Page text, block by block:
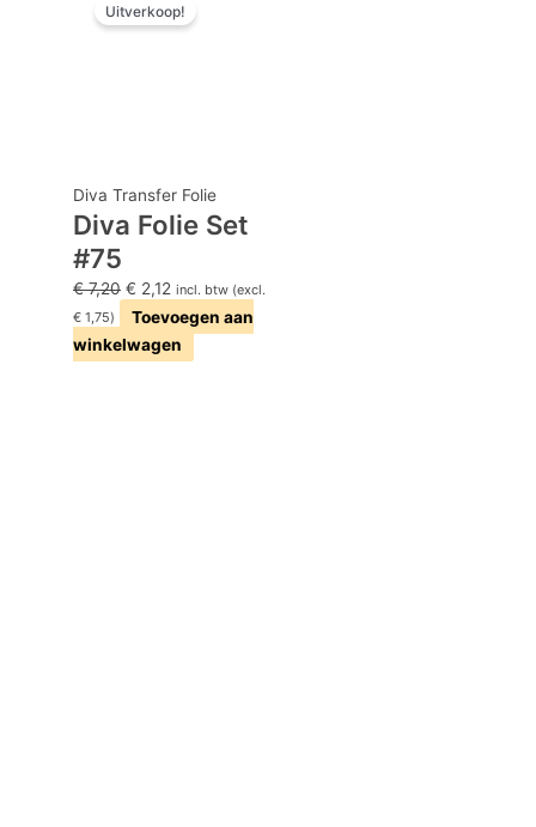
Uitverkoop!
Diva Transfer Folie
Diva Folie Set
#75
€7,20
prijs
€ 2,12
prijs
incl. btw (excl.
€ 1,75)
Toevoegen aan
winkelwagen